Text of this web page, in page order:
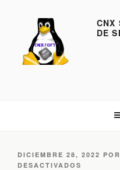
CNX
DE
P
U
DICIEMBRE 28, 2022 POR
DESACTIVADOS